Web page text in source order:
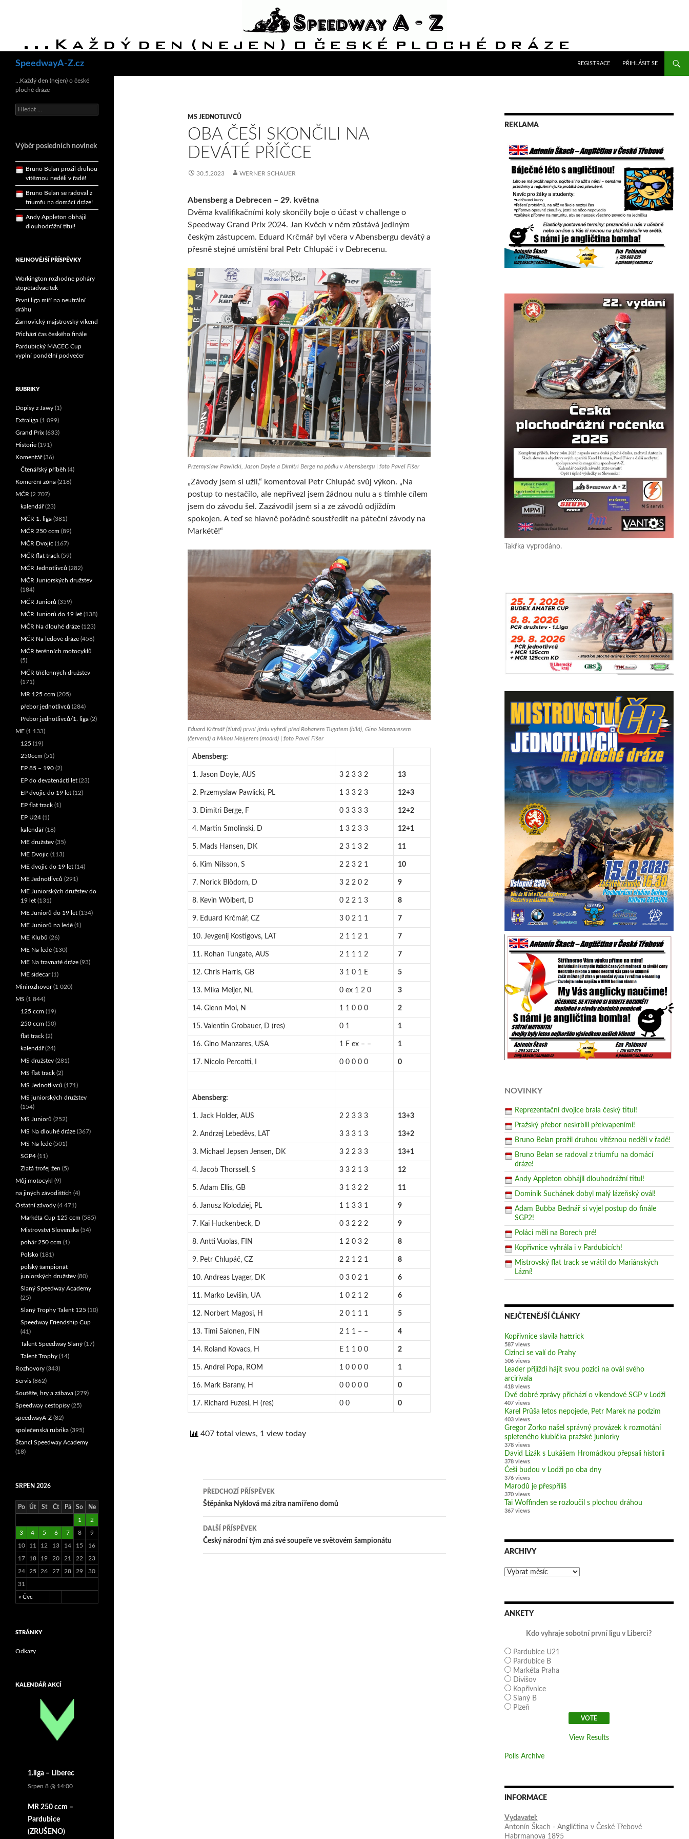
SpeedwayA-Z.cz
REGISTRACE
PŘIHLÁSIT SE
MS JEDNOTLIVCŮ
OBA ČEŠI SKONČILI NA
DEVÁTÉ PŘÍČCE
30.5.2023 WERNER SCHAUER
Abensberg a Debrecen – 29. května
Dvěma kvalifikačními koly skončily boje o účast v challenge o
Speedway Grand Prix 2024. Jan Kvěch v něm zůstává jediným
českým zástupcem. Eduard Krčmář byl včera v Abensbergu devátý a
přesně stejné umístění bral Petr Chlupáč i v Debrecenu.
Przemyslaw Pawlicki, Jason Doyle a Dimitri Berge na pódiu v Abensbergu | foto Pavel Fišer
„Závody jsem si užil,“ komentoval Petr Chlupáč svůj výkon. „Na
postup to nestačilo, ale nepřivezl jsem žádnou nulu a s tímhle cílem
jsem do závodu šel. Zazávodil jsem si a ze závodů odjíždím
spokojen. A teď se hlavně pořádně soustředit na páteční závody na
Markétě!“
Eduard Krčmář (žlutá) první jízdu vyhrál před Rohanem Tugatem (bílá), Gino Manzaresem
(červená) a Mikou Meijerem (modrá) | foto Pavel Fišer
Abensberg:
1. Jason Doyle, AUS 3 2 3 3 2 13
2. Przemyslaw Pawlicki, PL 1 3 3 2 3 12+3
3. Dimitri Berge, F 0 3 3 3 3 12+2
4. Martin Smolinski, D 1 3 2 3 3 12+1
5. Mads Hansen, DK 2 3 1 3 2 11
6. Kim Nilsson, S 2 2 3 2 1 10
7. Norick Blödorn, D 3 2 2 0 2 9
8. Kevin Wölbert, D 0 2 2 1 3 8
9. Eduard Krčmář, CZ 3 0 2 1 1 7
10. Jevgenij Kostigovs, LAT 2 1 1 2 1 7
11. Rohan Tungate, AUS 2 1 1 1 2 7
12. Chris Harris, GB 3 1 0 1 E 5
13. Mika Meijer, NL 0 ex 1 2 0 3
14. Glenn Moi, N 1 1 0 0 0 2
15. Valentin Grobauer, D (res) 0 1 1
16. Gino Manzares, USA 1 F ex – – 1
17. Nicolo Percotti, I 0 0 0 0 0 0
Abensberg:
1. Jack Holder, AUS 2 2 3 3 3 13+3
2. Andrzej Lebeděvs, LAT 3 3 3 1 3 13+2
3. Michael Jepsen Jensen, DK 3 2 2 3 3 13+1
4. Jacob Thorssell, S 3 3 2 1 3 12
5. Adam Ellis, GB 3 1 3 2 2 11
6. Janusz Kolodziej, PL 1 1 3 3 1 9
7. Kai Huckenbeck, D 0 3 2 2 2 9
8. Antti Vuolas, FIN 1 2 0 3 2 8
9. Petr Chlupáč, CZ 2 2 1 2 1 8
10. Andreas Lyager, DK 0 3 0 2 1 6
11. Marko Levišin, UA 1 0 2 1 2 6
12. Norbert Magosi, H 2 0 1 1 1 5
13. Timi Salonen, FIN 2 1 1 – – 4
14. Roland Kovacs, H E 1 1 0 0 2
15. Andrei Popa, ROM 1 0 0 0 0 1
16. Mark Barany, H 0 0 0 0 0 0
17. Richard Fuzesi, H (res) 0 0 0
407 total views, 1 view today
Navigace
pro
příspěvek
PŘEDCHOZÍ PŘÍSPĚVEK
Štěpánka Nyklová má zítra namířeno domů
DALŠÍ PŘÍSPĚVEK
Český národní tým zná své soupeře ve světovém šampionátu
REKLAMA
Takřka vyprodáno.
NOVINKY
Reprezentační dvojice brala český titul!
Pražský přebor neskrblil překvapeními!
Bruno Belan prožil druhou vítěznou neděli v řadě!
Bruno Belan se radoval z triumfu na domácí
dráze!
Andy Appleton obhájil dlouhodrážní titul!
Dominik Suchánek dobyl malý lázeňský ovál!
Adam Bubba Bednář si vyjel postup do finále
SGP2!
Poláci měli na Borech pré!
Kopřivnice vyhrála i v Pardubicích!
Mistrovský flat track se vrátil do Mariánských
Lázní!
NEJČTENĚJŠÍ ČLÁNKY
Kopřivnice slavila hattrick
587 views
Cizinci se valí do Prahy
506 views
Leader přijíždí hájit svou pozici na ovál svého
arcirivala
418 views
Dvě dobré zprávy přichází o víkendové SGP v Lodži
407 views
Karel Průša letos nepojede, Petr Marek na podzim
403 views
Gregor Zorko našel správný provázek k rozmotání
spleteného klubíčka pražské juniorky
378 views
David Lizák s Lukášem Hromádkou přepsali historii
378 views
Češi budou v Lodži po oba dny
376 views
Marodů je přespříliš
370 views
Tai Woffinden se rozloučil s plochou dráhou
367 views
ARCHIVY
Archivy
ANKETY
Kdo vyhraje sobotní první ligu v Liberci?
Pardubice U21
Pardubice B
Markéta Praha
Divišov
Kopřivnice
Slaný B
Plzeň
View Results
Polls Archive
INFORMACE
Vydavatel:
Antonín Škach - Angličtina v České Třebové
Habrmanova 1895
…Každý den (nejen) o české
ploché dráze
Vyhledávání
Výběr posledních novinek
Bruno Belan se radoval z
triumfu na domácí dráze!
Andy Appleton obhájil
Reprezentační dvojice
překvapeními!
NEJNOVĚJŠÍ PŘÍSPĚVKY
Workington rozhodne poháry
stopětadvacítek
První liga míří na neutrální
dráhu
Žarnovický majstrovský víkend
Přichází čas českého finále
Pardubický MACEC Cup
vyplní pondělní podvečer
RUBRIKY
Dopisy z Jawy (1)
Extraliga (1 099)
Grand Prix (633)
Historie (191)
Komentář(36)
Čtenářský příběh (4)
Komerční zóna (218)
MČR (2 707)
kalendář(23)
MČR 1. liga (381)
MČR 250 ccm (89)
MČR Dvojic (167)
MČR flat track (59)
MČR Jednotlivců (282)
MČR Juniorských družstev
(184)
MČR Juniorů (359)
MČR Juniorů do 19 let (138)
MČR Na dlouhé dráze (123)
MČR Na ledové dráze (458)
MČR terénních motocyklů
(5)
MČR tříčlenných družstev
(171)
MR 125 ccm (205)
přebor jednotlivců (284)
Přebor jednotlivců/1. liga (2)
ME (1 133)
125 (19)
250ccm (51)
EP 85 – 190 (2)
EP do devatenácti let (23)
EP dvojic do 19 let (12)
EP flat track (1)
EP U24 (1)
kalendář(18)
ME družstev (35)
ME Dvojic (113)
ME dvojic do 19 let (14)
ME Jednotlivců (291)
ME Juniorských družstev do
19 let (131)
ME Juniorů do 19 let (134)
ME Juniorů na ledě (1)
ME Klubů (26)
ME Na ledě (130)
ME Na travnaté dráze (93)
ME sidecar(1)
Minirozhovor(1 020)
MS (1 844)
125 ccm (19)
250 ccm (50)
flat track (2)
kalendář(24)
MS družstev (281)
MS flat track (2)
MS Jednotlivců (171)
MS juniorských družstev
(154)
MS Juniorů (252)
MS Na dlouhé dráze (367)
MS Na ledě (501)
SGP4 (11)
Zlatá trofej žen (5)
Můj motocykl (9)
na jiných závodištích (4)
Ostatní závody (4 471)
Markéta Cup 125 ccm (585)
Mistrovství Slovenska (54)
pohár 250 ccm (1)
Polsko (181)
polský šampionát
juniorských družstev (80)
Slaný Speedway Academy
(25)
Slaný Trophy Talent 125 (10)
Speedway Friendship Cup
(41)
Talent Speedway Slaný (17)
Talent Trophy (14)
Rozhovory (343)
Servis (862)
Soutěže, hry a zábava (279)
Speedway cestopisy (25)
speedwayA-Z (82)
společenská rubrika (395)
Štancl Speedway Academy
(18)
SRPEN 2026
Po Út St Čt Pá So Ne
« Čvc
1 2
3 4 5 6 7 8 9
10 11 12 13 14 15 16
17 18 19 20 21 22 23
24 25 26 27 28 29 30
31
STRÁNKY
Odkazy
KALENDÁŘ AKCÍ
1.liga – Liberec
Srpen 8 @ 14:00
MR 250 ccm –
Pardubice
(ZRUŠENO)